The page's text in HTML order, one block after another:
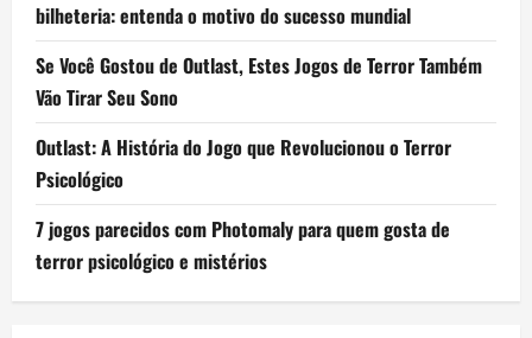
bilheteria: entenda o motivo do sucesso mundial
Se Você Gostou de Outlast, Estes Jogos de Terror Também
Vão Tirar Seu Sono
Outlast: A História do Jogo que Revolucionou o Terror
Psicológico
7 jogos parecidos com Photomaly para quem gosta de
terror psicológico e mistérios